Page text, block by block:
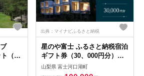
ブ
（ご
出典：マイナビふるさと納税
星のや富士 ふるさと納税宿泊
ギフト券（30、000円分）
FAI002
山梨県 富士河口湖町